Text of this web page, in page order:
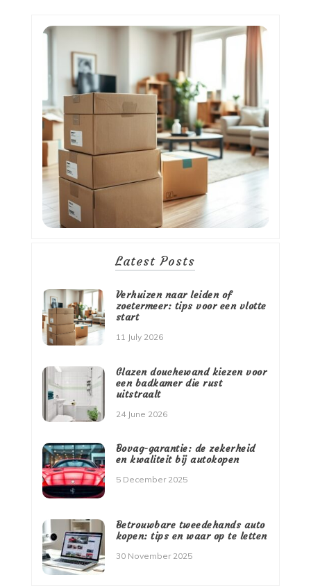
Latest Posts
Verhuizen naar leiden of
zoetermeer: tips voor een vlotte
start
11 July 2026
Glazen douchewand kiezen voor
een badkamer die rust
uitstraalt
24 June 2026
Bovag-garantie: de zekerheid
en kwaliteit bij autokopen
5 December 2025
Betrouwbare tweedehands auto
kopen: tips en waar op te letten
30 November 2025